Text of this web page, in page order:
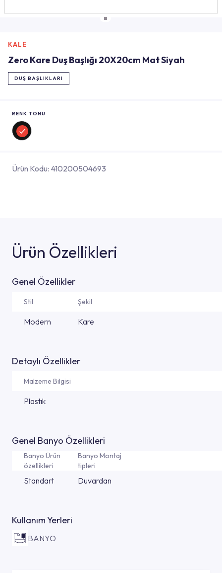
KALE
Zero Kare Duş Başlığı 20X20cm Mat Siyah
DUŞ BAŞLIKLARI
RENK TONU
Ürün Kodu: 410200504693
Ürün Özellikleri
Genel Özellikler
Stil Şekil
Modern Kare
Detaylı Özellikler
Malzeme Bilgisi
Plastık
Genel Banyo Özellikleri
Banyo Ürün
özellikleri
Banyo Montaj
tipleri
Standart Duvardan
Kullanım Yerleri
BANYO